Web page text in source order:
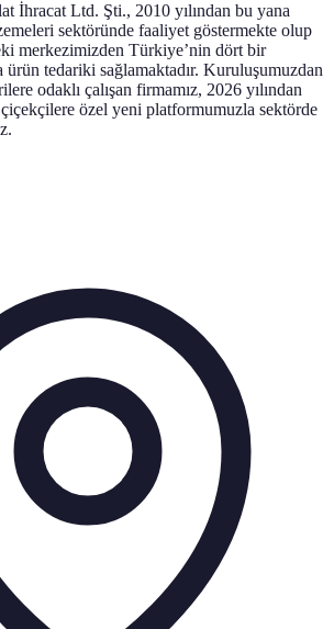
İhracat Ltd. Şti., 2010 yılından bu yana
sektöründe faaliyet göstermekte olup
merkezimizden Türkiye’nin dört bir
ürün tedariki sağlamaktadır. Kuruluşumuzdan
odaklı çalışan firmamız, 2026 yılından
özel yeni platformumuzla sektörde